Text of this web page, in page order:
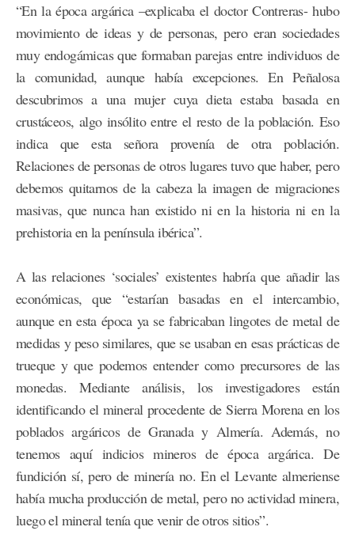
“En la época argárica –explicaba el doctor Contreras- hubo
movimiento de ideas y de personas, pero eran sociedades
muy endogámicas que formaban parejas entre individuos de
la comunidad, aunque había excepciones. En Peñalosa
descubrimos a una mujer cuya dieta estaba basada en
crustáceos, algo insólito entre el resto de la población. Eso
indica que esta señora provenía de otra población.
Relaciones de personas de otros lugares tuvo que haber, pero
debemos quitarnos de la cabeza la imagen de migraciones
masivas, que nunca han existido ni en la historia ni en la
prehistoria en la península ibérica”.
A las relaciones ‘sociales’ existentes habría que añadir las
económicas, que “estarían basadas en el intercambio,
aunque en esta época ya se fabricaban lingotes de metal de
medidas y peso similares, que se usaban en esas prácticas de
trueque y que podemos entender como precursores de las
monedas. Mediante análisis, los investigadores están
identificando el mineral procedente de Sierra Morena en los
poblados argáricos de Granada y Almería. Además, no
tenemos aquí indicios mineros de época argárica. De
fundición sí, pero de minería no. En el Levante almeriense
había mucha producción de metal, pero no actividad minera,
luego el mineral tenía que venir de otros sitios”.